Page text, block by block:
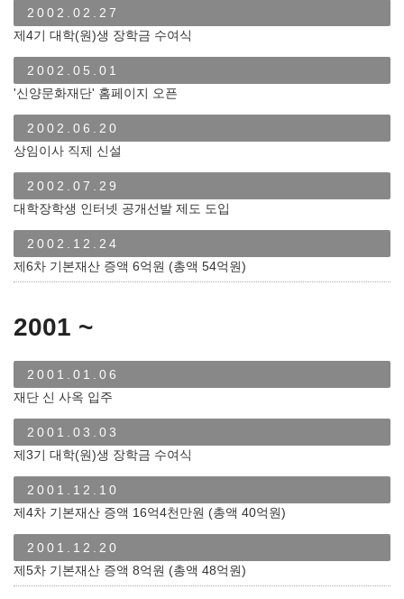
2002.02.27
제4기 대학(원)생 장학금 수여식
2002.05.01
'신양문화재단' 홈페이지 오픈
2002.06.20
상임이사 직제 신설
2002.07.29
대학장학생 인터넷 공개선발 제도 도입
2002.12.24
제6차 기본재산 증액 6억원 (총액 54억원)
2001 ~
2001.01.06
재단 신 사옥 입주
2001.03.03
제3기 대학(원)생 장학금 수여식
2001.12.10
제4차 기본재산 증액 16억4천만원 (총액 40억원)
2001.12.20
제5차 기본재산 증액 8억원 (총액 48억원)